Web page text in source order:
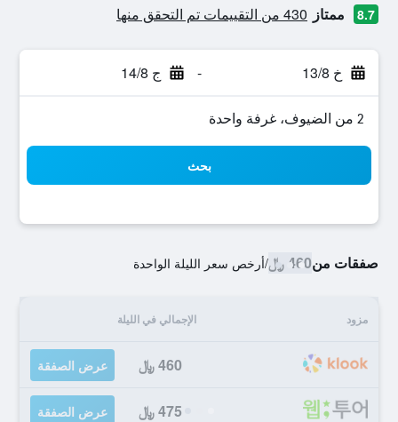
8.7 ممتاز 430 من التقييمات تم التحقق منها
خ 13/8 - ج 14/8
2 من الضيوف، غرفة واحدة
بحث
صفقات من460 ﷼ /أرخص سعر الليلة الواحدة
مزود الإجمالي في الليلة
460 ﷼ عرض الصفقة
475 ﷼ عرض الصفقة